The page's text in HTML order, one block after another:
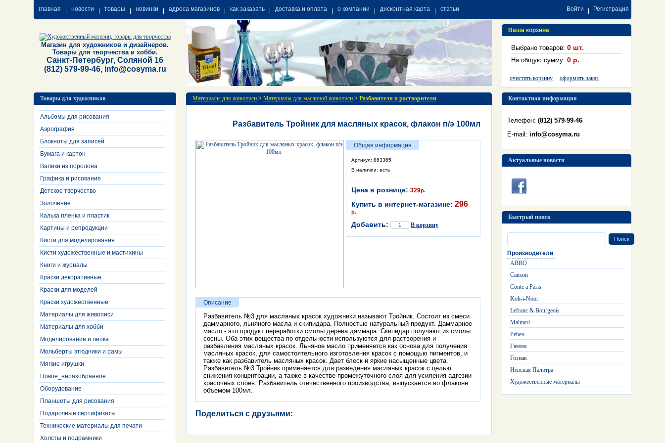
главная новости товары новинки адреса магазинов как заказать доставка и оплата о компании дисконтная карта статьи Войти Регистрация
Магазин для художников и дизайнеров.
Товары для творчества и хобби.
Санкт-Петербург, Соляной 16
(812) 579-99-46, info@cosyma.ru
Ваша корзина
Выбрано товаров: 0 шт.
На общую сумму: 0 р.
очистить корзину оформить заказ
Товары для художников
Альбомы для рисования
Аэрография
Блокноты для записей
Бумага и картон
Валики из поролона
Графика и рисование
Детское творчество
Золочение
Калька пленка и пластик
Картины и репродукции
Кисти для моделирования
Кисти художественные и мастихины
Книги и журналы
Краски декоративные
Краски для моделей
Краски художественные
Материалы для живописи
Материалы для хобби
Моделирование и лепка
Мольберты этюдники и рамы
Мягкие игрушки
Новое_неразобранное
Оборудование
Планшеты для рисования
Подарочные сертификаты
Технические материалы для печати
Холсты и подрамники
Материалы для живописи > Материалы для масляной живописи > Разбавители и растворители
Разбавитель Тройник для масляных красок, флакон п/э 100мл
Общая информация
Артикул: 863365
В наличии: есть
Цена в рознице: 329р.
Купить в интернет-магазине: 296
р.
Добавить: В корзину
Описание
Разбавитель №3 для масляных красок художники называют Тройник. Состоит из смеси
даммарного, льняного масла и скипидара. Полностью натуральный продукт. Даммарное
масло - это продукт переработки смолы дерева даммара. Скипидар получают из смолы
сосны. Оба этих вещества по-отдельности используются для растворения и
разбавления масляных красок. Льняное масло применяется как основа для получения
масляных красок, для самостоятельного изготовления красок с помощью пигментов, и
также как разбавитель масляных красок. Дает блеск и яркие насыщенные цвета.
Разбавитель №3 Тройник применяется для разведения масляных красок с целью
снижения концентрации, а также в качестве промежуточного слоя для усиления адгезии
красочных слоев. Разбавитель отечественного производства, выпускается во флаконе
объемом 100мл.
Поделиться с друзьями:
Контактная информация
Телефон: (812) 579-99-46
E-mail: info@cosyma.ru
Актуальные новости
Быстрый поиск
Производители
ABRO
Canson
Conte a Paris
Koh-i-Noor
Lefranc & Bourgeois
Maimeri
Pebeo
Гамма
Гознак
Невская Палитра
Художественные материалы